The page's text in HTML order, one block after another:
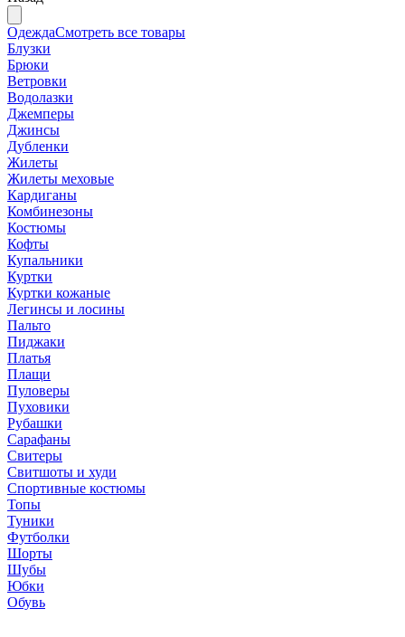
ОдеждаСмотреть все товары
Блузки
Брюки
Ветровки
Водолазки
Джемперы
Джинсы
Дубленки
Жилеты
Жилеты меховые
Кардиганы
Комбинезоны
Костюмы
Кофты
Купальники
Куртки
Куртки кожаные
Легинсы и лосины
Пальто
Пиджаки
Платья
Плащи
Пуловеры
Пуховики
Рубашки
Сарафаны
Свитеры
Свитшоты и худи
Спортивные костюмы
Топы
Туники
Футболки
Шорты
Шубы
Юбки
Обувь